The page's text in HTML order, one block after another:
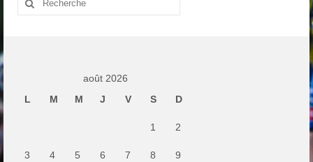
août 2026
L
M M J V S D
1 2
3 4 5 6 7 8 9